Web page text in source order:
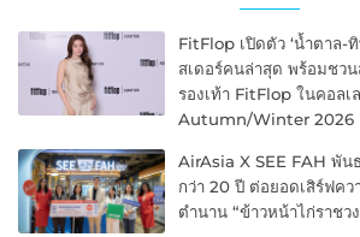
FitFlop เปิดตัว ‘น้ำตาล-
สเดอร์คนล่าสุด พร้อมชว
รองเท้า FitFlop ในคอลเ
Autumn/Winter 2026
AirAsia X SEE FAH พัน
กว่า 20 ปี ต่อยอดเสิร์ฟคว
ตำนาน “ข้าวหน้าไก่ราชว